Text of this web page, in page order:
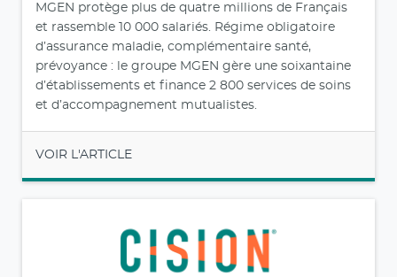
MGEN protège plus de quatre millions de Français
et rassemble 10 000 salariés. Régime obligatoire
d’assurance maladie, complémentaire santé,
prévoyance : le groupe MGEN gère une soixantaine
d’établissements et finance 2 800 services de soins
et d’accompagnement mutualistes.
VOIR L'ARTICLE